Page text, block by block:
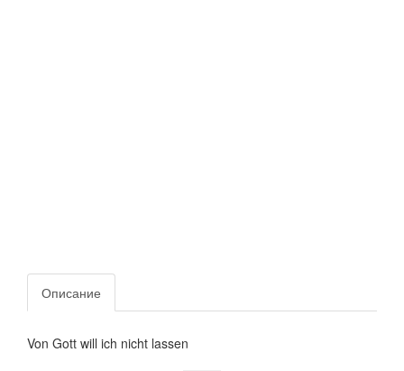
Описание
Von Gott will ich nicht lassen